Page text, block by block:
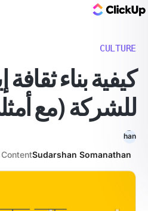
CULTURE
كيفية بناء ثقافة
للشركة (مع
Sudarshan Somanathan